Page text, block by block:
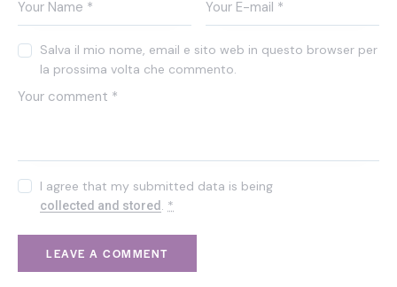
Salva il mio nome, email e sito web in questo browser per
la prossima volta che commento.
I agree that my submitted data is being
collected and stored . *